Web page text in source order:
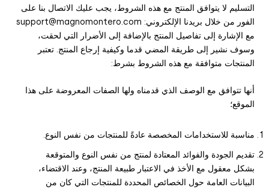
التسليم لا يتوافق المنتج مع هذه الشروط، يجب عليك الاتصال بنا على
الفور من خلال بريدنا الإلكتروني: support@magnomontero.com
مع الإشارة إلى تفاصيل المنتج بالإضافة إلى الأضرار التي لحقت،
وسوف نشير إلى طريقة المضي قدما وكيفية إرجاع المنتج. تعتبر
المنتجات متوافقة مع هذه الشروط بشرط:
أنها تتوافق مع الوصف الذي قدمناه ولها الصفات المعروضة على هذا
الموقع؛
مناسبة للاستخدامات المخصصة عادةً للمنتجات من نفس النوع.
تقديم الجودة والفوائد المعتادة لمنتج من نفس النوع والمتوقعة
بشكل معقول مع الأخذ في الاعتبار طبيعة المنتج، وعند الاقتضاء،
البيانات العامة حول الخصائص المحددة للمنتجات التي كان من